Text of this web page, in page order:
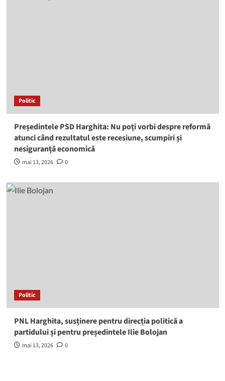
Politic
Președintele PSD Harghita: Nu poți vorbi despre reformă
atunci când rezultatul este recesiune, scumpiri și
nesiguranță economică
mai 13, 2026 0
Politic
PNL Harghita, susținere pentru direcția politică a
partidului și pentru președintele Ilie Bolojan
mai 13, 2026 0